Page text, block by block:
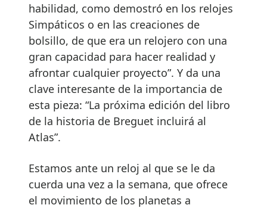
habilidad, como demostró en los relojes
Simpáticos o en las creaciones de
bolsillo, de que era un relojero con una
gran capacidad para hacer realidad y
afrontar cualquier proyecto”. Y da una
clave interesante de la importancia de
esta pieza: “La próxima edición del libro
de la historia de Breguet incluirá al
Atlas”.
Estamos ante un reloj al que se le da
cuerda una vez a la semana, que ofrece
el movimiento de los planetas a